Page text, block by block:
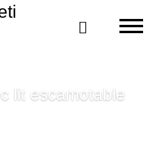

lit escamotable